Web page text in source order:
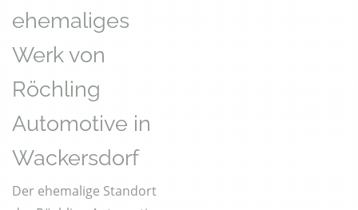
ehemaliges
Werk von
Röchling
Automotive in
Wackersdorf
Der ehemalige Standort